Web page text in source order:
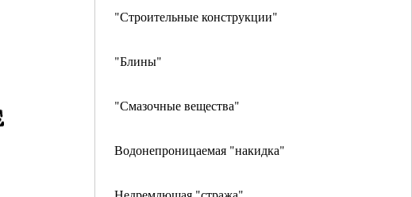
"Строительные конструкции"
"Блины"
"Смазочные вещества"
Водонепроницаемая "накидка"